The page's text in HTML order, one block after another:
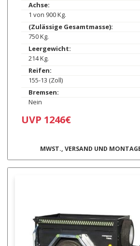
Achse:
1 von 900 Kg.
(Zulässige Gesamtmasse):
750 Kg.
Leergewicht:
214 Kg.
Reifen:
155-13 (Zoll)
Bremsen:
Nein
UVP 1246€
MWST., VERSAND UND